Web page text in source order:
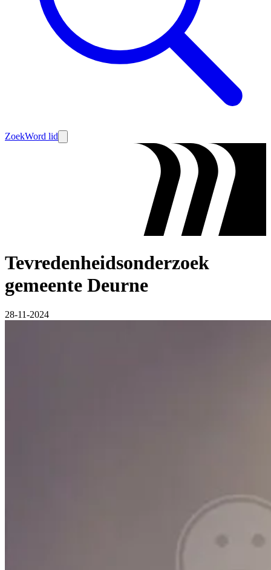
ZoekWord lid
Tevredenheidsonderzoek
gemeente Deurne
28-11-2024